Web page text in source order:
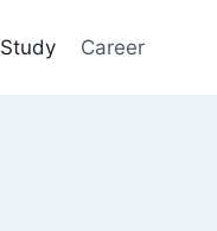
Study Career